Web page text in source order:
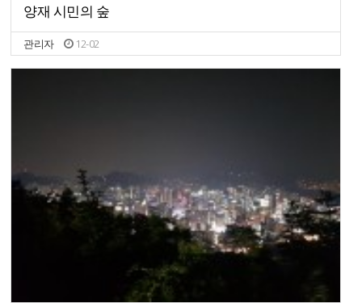
양재 시민의 숲
관리자 12-02